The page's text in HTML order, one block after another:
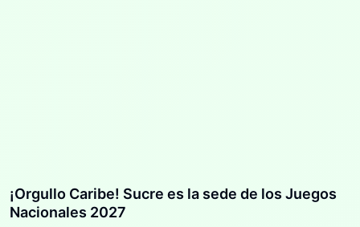
¡Orgullo Caribe! Sucre es la sede de los Juegos
Nacionales 2027